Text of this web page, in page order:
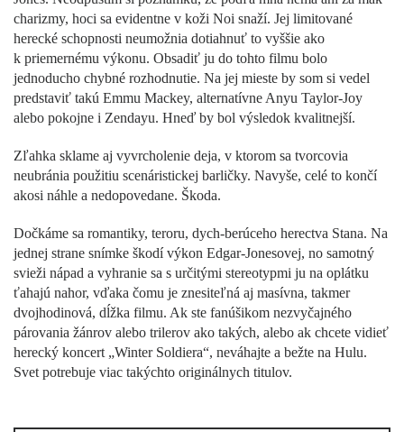
charizmy, hoci sa evidentne v koži Noi snaží. Jej limitované
herecké schopnosti neumožnia dotiahnuť to vyššie ako
k priemernému výkonu. Obsadiť ju do tohto filmu bolo
jednoducho chybné rozhodnutie. Na jej mieste by som si vedel
predstaviť takú Emmu Mackey, alternatívne Anyu Taylor-Joy
alebo pokojne i Zendayu. Hneď by bol výsledok kvalitnejší.
Zľahka sklame aj vyvrcholenie deja, v ktorom sa tvorcovia
neubránia použitiu scenáristickej barličky. Navyše, celé to končí
akosi náhle a nedopovedane. Škoda.
Dočkáme sa romantiky, teroru, dych-berúceho herectva Stana. Na
jednej strane snímke škodí výkon Edgar-Jonesovej, no samotný
svieži nápad a vyhranie sa s určitými stereotypmi ju na oplátku
ťahajú nahor, vďaka čomu je znesiteľná aj masívna, takmer
dvojhodinová, dĺžka filmu. Ak ste fanúšikom nezvyčajného
párovania žánrov alebo trilerov ako takých, alebo ak chcete vidieť
herecký koncert „Winter Soldiera“, neváhajte a bežte na Hulu.
Svet potrebuje viac takýchto originálnych titulov.